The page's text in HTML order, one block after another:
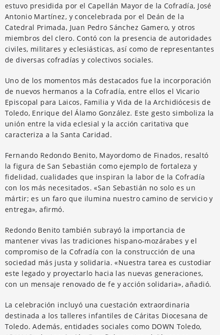
estuvo presidida por el Capellán Mayor de la Cofradía, José
Antonio Martínez, y concelebrada por el Deán de la
Catedral Primada, Juan Pedro Sánchez Gamero, y otros
miembros del clero. Contó con la presencia de autoridades
civiles, militares y eclesiásticas, así como de representantes
de diversas cofradías y colectivos sociales.
Uno de los momentos más destacados fue la incorporación
de nuevos hermanos a la Cofradía, entre ellos el Vicario
Episcopal para Laicos, Familia y Vida de la Archidiócesis de
Toledo, Enrique del Álamo González. Este gesto simboliza la
unión entre la vida eclesial y la acción caritativa que
caracteriza a la Santa Caridad.
Fernando Redondo Benito, Mayordomo de Finados, resaltó
la figura de San Sebastián como ejemplo de fortaleza y
fidelidad, cualidades que inspiran la labor de la Cofradía
con los más necesitados. «San Sebastián no solo es un
mártir; es un faro que ilumina nuestro camino de servicio y
entrega», afirmó.
Redondo Benito también subrayó la importancia de
mantener vivas las tradiciones hispano-mozárabes y el
compromiso de la Cofradía con la construcción de una
sociedad más justa y solidaria. «Nuestra tarea es custodiar
este legado y proyectarlo hacia las nuevas generaciones,
con un mensaje renovado de fe y acción solidaria», añadió.
La celebración incluyó una cuestación extraordinaria
destinada a los talleres infantiles de Cáritas Diocesana de
Toledo. Además, entidades sociales como DOWN Toledo,